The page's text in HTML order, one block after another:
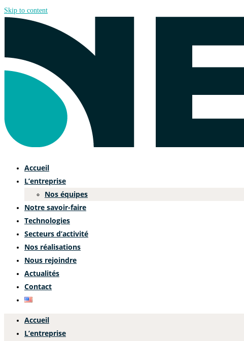
Skip to content
Accueil
L’entreprise
Nos équipes
Notre savoir-faire
Technologies
Secteurs d’activité
Nos réalisations
Nous rejoindre
Actualités
Contact
Accueil
L’entreprise